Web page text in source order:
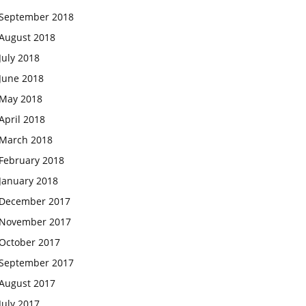
2018
2018
2018
2018
2018
2018
2018
2018
2018
2017
2017
2017
2017
2017